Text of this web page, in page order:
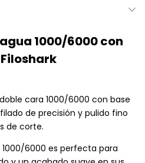
1000/6000 con
cara 1000/6000 con base
de precisión y pulido fino
de corte.
1000/6000 es perfecta para